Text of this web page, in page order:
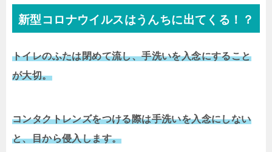
新型コロナウイルスはうんちに出てくる！？
トイレのふたは閉めて流し、手洗いを入念にすること
が大切。
コンタクトレンズをつける際は手洗いを入念にしない
と、目から侵入します。